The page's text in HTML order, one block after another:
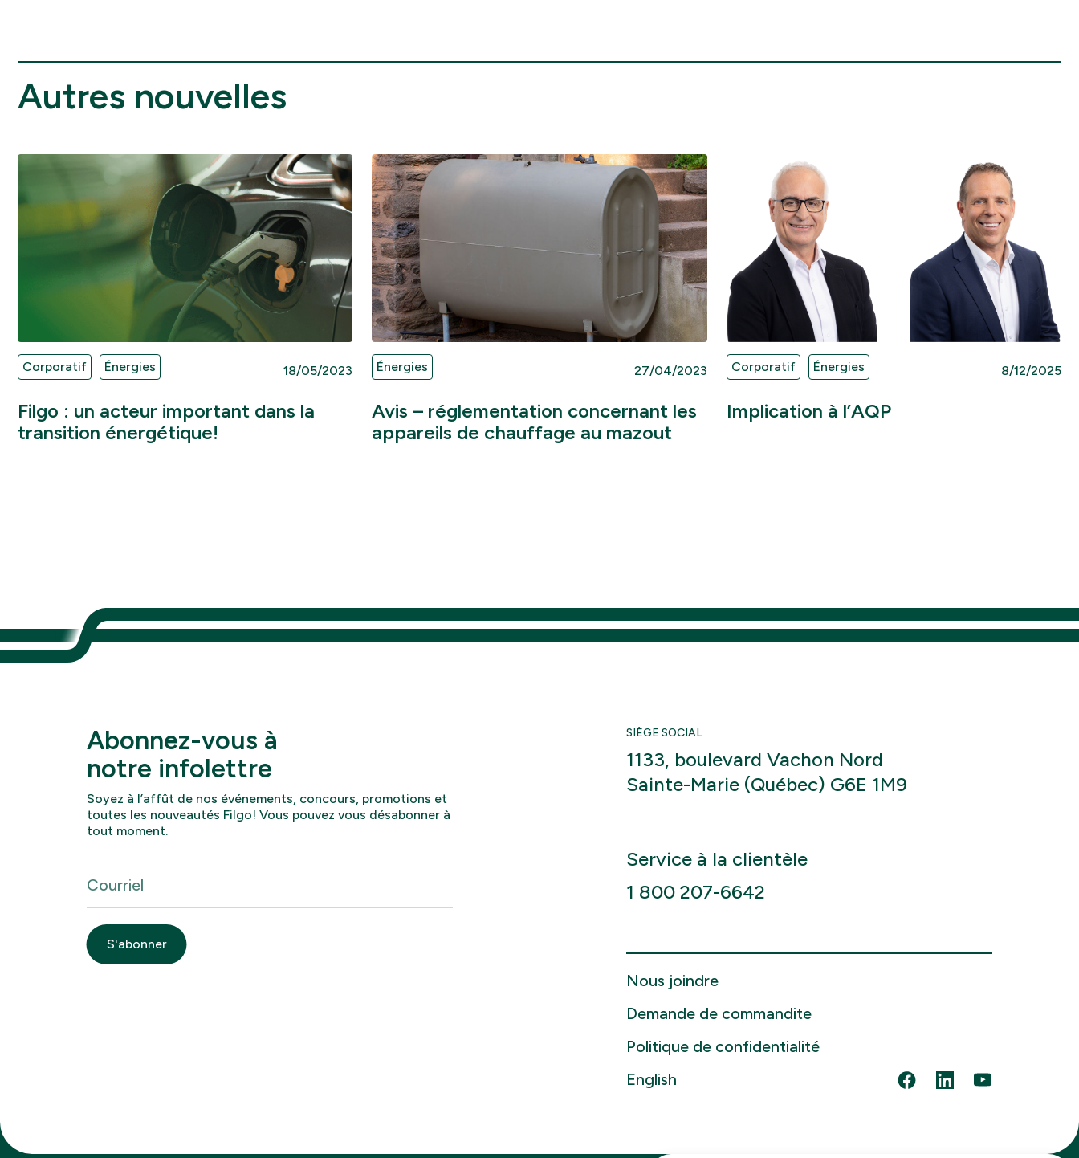
Autres nouvelles
Corporatif Énergies 18/05/2023
Filgo : un acteur important dans la
transition énergétique!
Énergies 27/04/2023
Avis – réglementation concernant les
appareils de chauffage au mazout
Corporatif Énergies 8/12/2025
Implication à l’AQP
Abonnez-vous à
notre infolettre
Soyez à l’affût de nos événements, concours, promotions et
toutes les nouveautés Filgo! Vous pouvez vous désabonner à
tout moment.
SIÈGE SOCIAL
1133, boulevard Vachon Nord
Sainte-Marie (Québec) G6E 1M9
Service à la clientèle
1 800 207-6642
Nous joindre
Demande de commandite
Politique de confidentialité
English